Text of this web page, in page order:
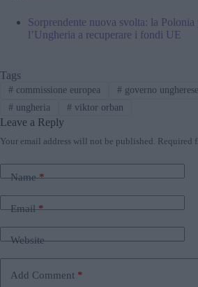
Sorprendente nuova svolta: la Polonia
l’Ungheria a recuperare i fondi UE
Tags
#commissione europea #governo ungherese
#ungheria #viktor orban
Leave a Reply
Your email address will not be published. Required
Name*
Email*
Website
Add Comment *